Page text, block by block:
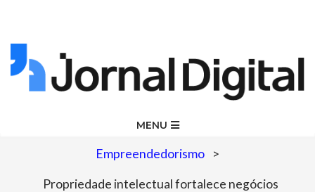
Skip
to
Jornal
Digital
MENU
Empreendedorismo >
Propriedade intelectual fortalece negócios